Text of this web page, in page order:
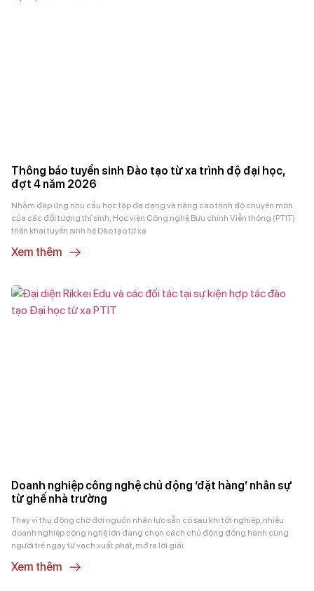
Thông báo tuyển sinh Đào tạo từ xa trình độ đại học,
đợt 4 năm 2026
Nhằm đáp ứng nhu cầu học tập đa dạng và nâng cao trình độ chuyên môn
của các đối tượng thí sinh, Học viện Công nghệ Bưu chính Viễn thông (PTIT)
triển khai tuyển sinh hệ Đào tạo từ xa
Xem thêm
Doanh nghiệp công nghệ chủ động ‘đặt hàng’ nhân sự
từ ghế nhà trường
Thay vì thụ động chờ đợi nguồn nhân lực sẵn có sau khi tốt nghiệp, nhiều
doanh nghiệp công nghệ lớn đang chọn cách chủ động đồng hành cùng
người trẻ ngay từ vạch xuất phát, mở ra lời giải
Xem thêm